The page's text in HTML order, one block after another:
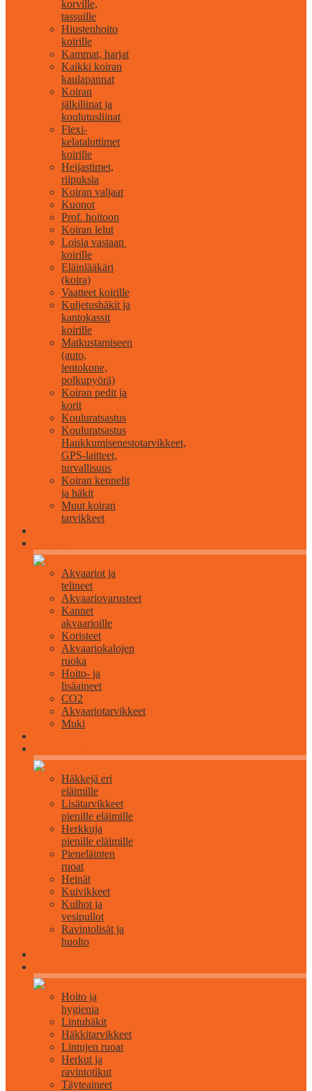
korville,
tassuille
Hiustenhoito
koirille
Kammat, harjat
Kaikki koiran
kaulapannat
Koiran
jälkiliinat ja
koulutusliinat
Flexi-
kelataluttimet
koirille
Heijastimet,
riipuksia
Koiran valjaat
Kuonot
Prof. hoitoon
Koiran lelut
Loisia vastaan ​​
koirille
Eläinlääkäri
(koira)
Vaatteet koirille
Kuljetushäkit ja
kantokassit
koirille
Matkustamiseen
(auto,
lentokone,
polkupyörä)
Koiran pedit ja
korit
Kouluratsastus
Kouluratsastus
Haukkumisenestotarvikkeet,
GPS-laitteet,
turvallisuus
Koiran kennelit
ja häkit
Muut koiran
tarvikkeet
Akvaariot ja
telineet
Akvaariovarusteet
Kannet
akvaarioille
Koristeet
Akvaariokalojen
ruoka
Hoito- ja
lisäaineet
CO2
Akvaariotarvikkeet
Muki
Häkkejä eri
eläimille
Lisätarvikkeet
pienille eläimille
Herkkuja
pienille eläimille
Pieneläinten
ruoat
Heinät
Kuivikkeet
Kulhot ja
vesipullot
Ravintolisät ja
huolto
Hoito ja
hygienia
Lintuhäkit
Häkkitarvikkeet
Lintujen ruoat
Herkut ja
ravintotikut
Täyteaineet